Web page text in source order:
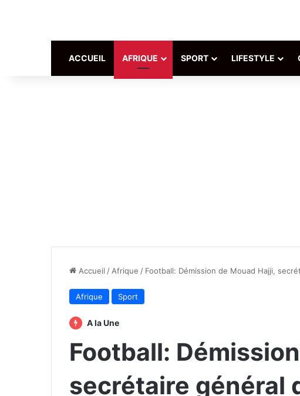
ACCUEIL AFRIQUE SPORT LIFESTYLE
Accueil / Afrique / Football: Démission de Mouad Hajji,
Afrique Sport
A la Une
Football:
secrétaire général